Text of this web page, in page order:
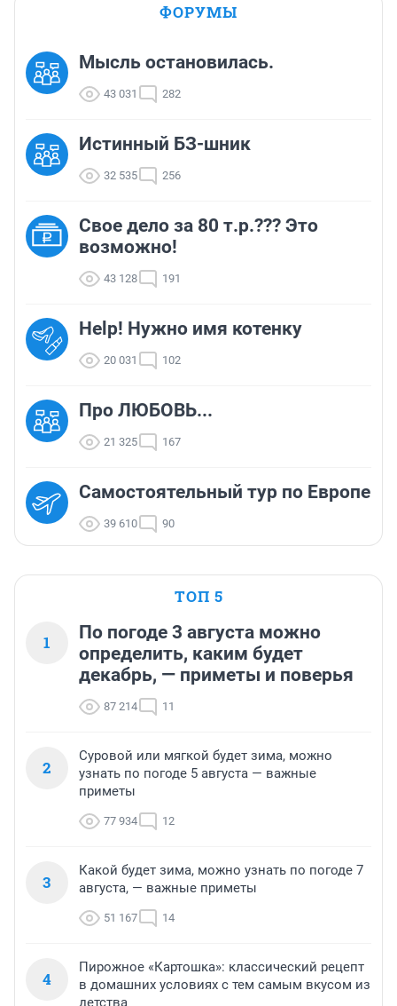
ФОРУМЫ
Мысль остановилась.
43 031 282
Истинный БЗ-шник
32 535 256
Свое дело за 80 т.р.??? Это
возможно!
43 128 191
Help! Нужно имя котенку
20 031 102
Про ЛЮБОВЬ...
21 325 167
Самостоятельный тур по Европе
39 610 90
ТОП 5
1
По погоде 3 августа можно
определить, каким будет
декабрь, — приметы и поверья
87 214 11
2
Суровой или мягкой будет зима, можно
узнать по погоде 5 августа — важные
приметы
77 934 12
3
Какой будет зима, можно узнать по погоде 7
августа, — важные приметы
51 167 14
4
Пирожное «Картошка»: классический рецепт
в домашних условиях с тем самым вкусом из
детства